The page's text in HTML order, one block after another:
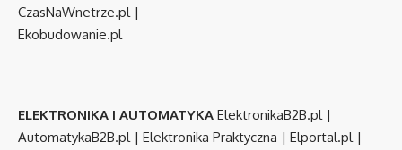
CzasNaWnetrze.pl|
Ekobudowanie.pl
ELEKTRONIKA I AUTOMATYKA ElektronikaB2B.pl|
AutomatykaB2B.pl| Elektronika Praktyczna | Elportal.pl|